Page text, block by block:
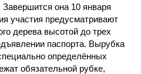
она 10 января
участия предусматривают
дерева высотой до трех
паспорта. Вырубка
определённых
обязательной рубке,